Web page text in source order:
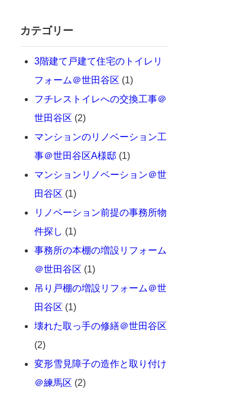
カテゴリー
3階建て戸建て住宅のトイレリ
フォーム＠世田谷区 (1)
フチレストイレへの交換工事＠
世田谷区 (2)
マンションのリノベーション工
事＠世田谷区A様邸 (1)
マンションリノベーション＠世
田谷区 (1)
リノベーション前提の事務所物
件探し (1)
事務所の本棚の増設リフォーム
＠世田谷区 (1)
吊り戸棚の増設リフォーム＠世
田谷区 (1)
壊れた取っ手の修繕＠世田谷区
(2)
変形雪見障子の造作と取り付け
＠練馬区 (2)